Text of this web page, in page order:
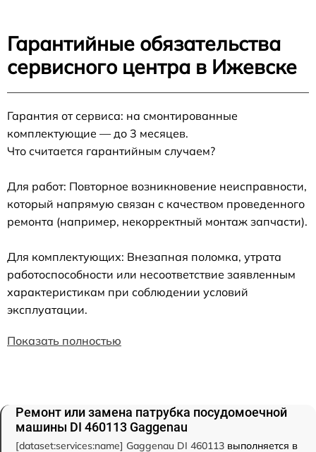
Гарантийные обязательства
сервисного центра в Ижевске
Гарантия от сервиса: на смонтированные
комплектующие — до 3 месяцев.
Что считается гарантийным случаем?
Для работ: Повторное возникновение неисправности,
который напрямую связан с качеством проведенного
ремонта (например, некорректный монтаж запчасти).
Для комплектующих: Внезапная поломка, утрата
работоспособности или несоответствие заявленным
характеристикам при соблюдении условий
эксплуатации.
Показать полностью
Ремонт или замена патрубка посудомоечной
машины DI 460113 Gaggenau
[dataset:services:name] Gaggenau DI 460113 выполняется в